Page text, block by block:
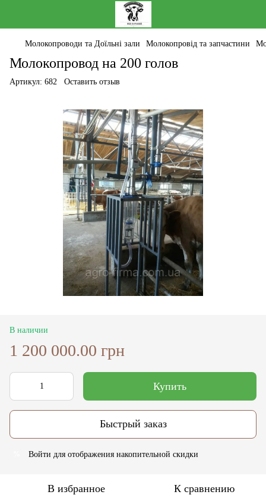
Молокопроводи та Доїльні зали Молокопровід та запчастини
Молокопровод на 200 голов
Артикул: 682 Оставить отзыв
В наличии
1 200 000.00 грн
Купить
Быстрый заказ
Войти для отображения накопительной скидки
В избранное К сравнению